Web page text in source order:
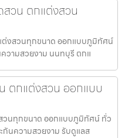
สวน ตกแต่งสวน
ต่งสวนทุกขนาด ออกแบบภูมิทัศน์
วามสวยงาม นนทบุรี ตกแ
ตกแต่งสวน ออกแบบ
วนทุกขนาด ออกแบบภูมิทัศน์ ทั่ว
กันความสวยงาม รับดูแลส